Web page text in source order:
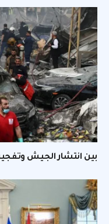
بين انتشار الجيش